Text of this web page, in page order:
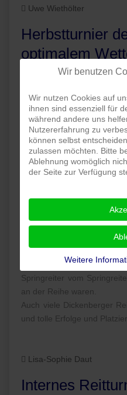
Uwe Wiethölter
Herbstturnier
optimalem
zeigten die Dressurreiter
Klasse M ihr Können,
Springreiter vom
an der Reihe waren.
Auch viele Dickenberger
und tolle Erfolge und
Lisa-Sophie Daut
Internes
Wir benutzen
Wir nutzen Cookies auf
ihnen sind essenziell für
während andere uns
Nutzererfahrung zu
können selbst
zulassen möchten. Bitte
Ablehnung womöglich
der Seite zur Verfügung
Weitere